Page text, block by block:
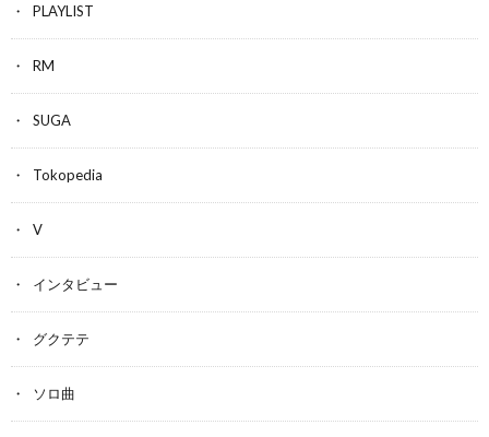
PLAYLIST
RM
SUGA
Tokopedia
V
インタビュー
グクテテ
ソロ曲